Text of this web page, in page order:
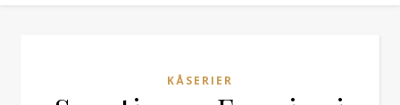
KÅSERIER